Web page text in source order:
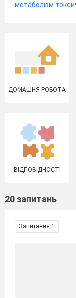
метаболізм
ДОМАШНЯ РОБОТА
ВІДПОВІДНОСТІ
20 запитань
Запитання 1